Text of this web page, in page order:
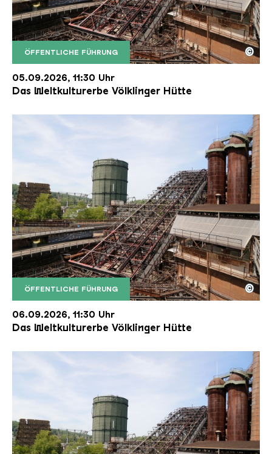
ÖFFENTLICHE FÜHRUNG
Der Erzschrägaufzug der Völklinger Hütte mit
Copyright: Weltkulturerbe Völklinger Hütte | Karl
©
05.09.2026, 11:30 Uhr
Das Weltkulturerbe Völklinger Hütte
ÖFFENTLICHE FÜHRUNG
Der Erzschrägaufzug der Völklinger Hütte mit
Copyright: Weltkulturerbe Völklinger Hütte | Karl
©
06.09.2026, 11:30 Uhr
Das Weltkulturerbe Völklinger Hütte